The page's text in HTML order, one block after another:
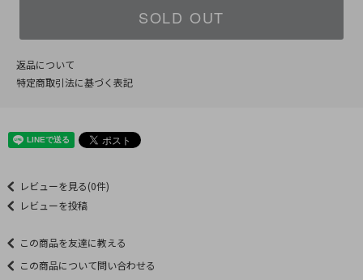
SOLD OUT
返品について
特定商取引法に基づく表記
レビューを見る(0件)
レビューを投稿
この商品を友達に教える
この商品について問い合わせる